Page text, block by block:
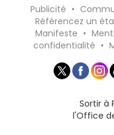
Publicité •
Référencez un
Manifeste •
confidentialité •
Sortir à
l'Office